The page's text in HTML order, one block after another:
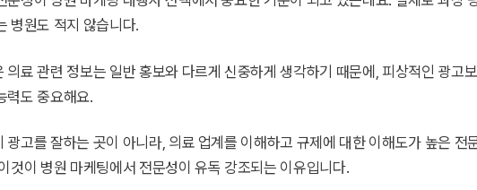
병원도 적지 않습니다.
의료 관련 정보는 일반 홍보와 다르게 신중하게 생각하기 때문에, 피상적인 광고
력도 중요해요.
광고를 잘하는 곳이 아니라, 의료 업계를 이해하고 규제에 대한 이해도가 높은 전
것이 병원 마케팅에서 전문성이 유독 강조되는 이유입니다.